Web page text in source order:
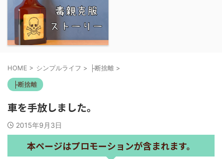
HOME > シンプルライフ > ├断捨離 >
├断捨離
車を手放しました。
2015年9月3日
本ページはプロモーションが含まれます。